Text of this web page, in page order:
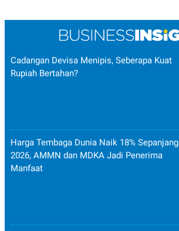
Cadangan Devisa Menipis, Seberapa Kuat
Rupiah Bertahan?
Harga Tembaga Dunia Naik 18% Sepanjang
2026, AMMN dan MDKA Jadi Penerima
Manfaat